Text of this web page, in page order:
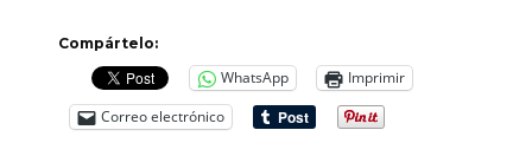
Compártelo:
WhatsApp
Imprimir
Correo electrónico